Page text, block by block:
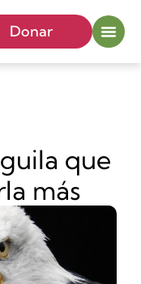
Donar
que
más